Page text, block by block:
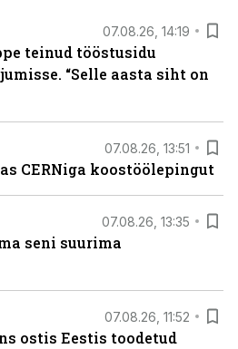
07.08.26, 14:19
teinud tööstusidu
“Selle aasta siht on
07.08.26, 13:51
CERNiga koostöölepingut
07.08.26, 13:35
seni suurima
07.08.26, 11:52
ostis Eestis toodetud